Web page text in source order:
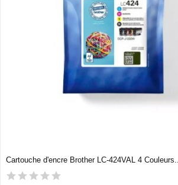
Cartouche d'encre Brother LC-424VAL 4 Couleurs...